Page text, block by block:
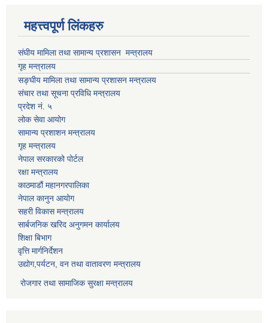
महत्त्वपूर्ण लिंकहरु
संघीय मामिला तथा सामान्य प्रशासन मन्त्रालय
गृह मन्त्रालय
सङ्घीय मामिला तथा सामान्य प्रशासन मन्त्रालय
संचार तथा सूचना प्रविधि मन्त्रालय
प्रदेश नं. ५
लोक सेवा आयोग
सामान्य प्रशाशन मन्त्रालय
गृह मन्त्रालय
नेपाल सरकारको पोर्टल
रक्षा मन्त्रालय
काठमाडौं महानगरपालिका
नेपाल कानुन आयोग
सहरी विकास मन्त्रालय
सार्बजनिक खरिद अनुगमन कार्यालय
शिक्षा बिभाग
वृत्ति मार्गनिर्देशन
उद्योग,पर्यटन, वन तथा वातावरण मन्त्रालय
रोजगार तथा सामाजिक सुरक्षा मन्त्रालय